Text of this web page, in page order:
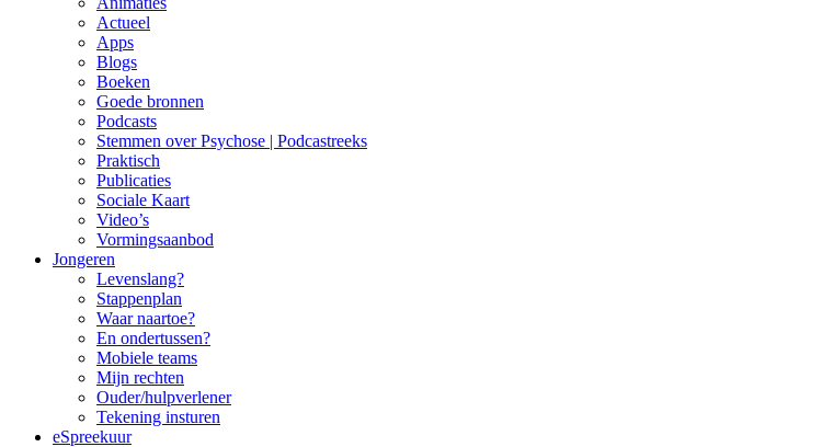
Actueel
Apps
Blogs
Boeken
Goede bronnen
Podcasts
Stemmen over Psychose | Podcastreeks
Praktisch
Publicaties
Sociale Kaart
Video’s
Vormingsaanbod
Jongeren
Levenslang?
Stappenplan
Waar naartoe?
En ondertussen?
Mobiele teams
Mijn rechten
Ouder/hulpverlener
Tekening insturen
eSpreekuur